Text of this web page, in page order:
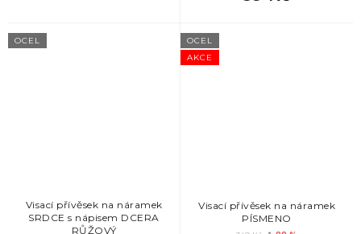
OCEL
Visací přívěsek na náramek
SRDCE s nápisem DCERA
RŮŽOVÝ
AKCE
OCEL
Visací přívěsek na náramek
PÍSMENO